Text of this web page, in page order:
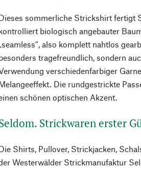
sommerliche Strickshirt fertigt
biologisch angebauter
also komplett nahtlos
tragefreundlich, sondern
verschiedenfarbiger
Die rundgestrickte
schönen optischen Akzent.
Strickwaren erster
Shirts, Pullover, Strickjacken,
Westerwälder Strickmanufaktur